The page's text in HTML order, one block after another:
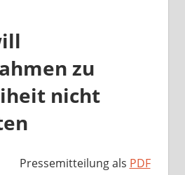
zu
nicht
Pressemitteilung als PDF